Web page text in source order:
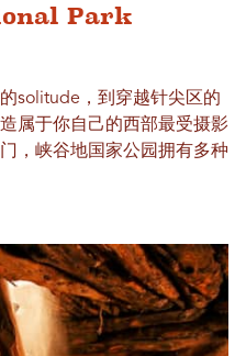
Park
solitude，到穿越针尖区的
属于你自己的西部最受摄影
，峡谷地国家公园拥有多种